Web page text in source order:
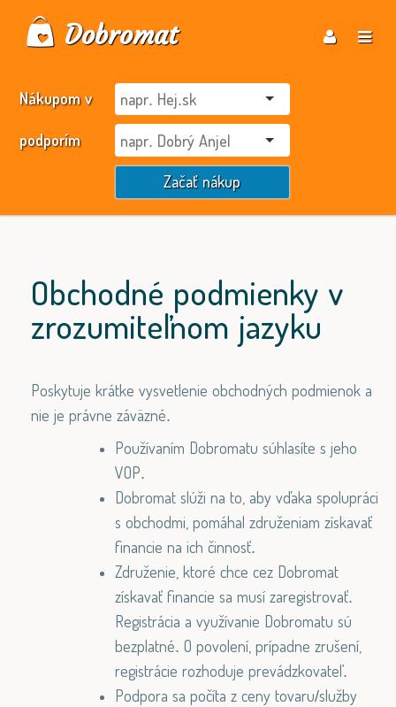
Dobromat
Nákupom v
podporím
Začať nákup
Obchodné podmienky v
zrozumiteľnom jazyku
Poskytuje krátke vysvetlenie obchodných podmienok a
nie je právne záväzné.
Používaním Dobromatu súhlasíte s jeho
VOP.
Dobromat slúži na to, aby vďaka spolupráci
s obchodmi, pomáhal združeniam získavať
financie na ich činnosť.
Združenie, ktoré chce cez Dobromat
získavať financie sa musí zaregistrovať.
Registrácia a využívanie Dobromatu sú
bezplatné. O povolení, prípadne zrušení,
registrácie rozhoduje prevádzkovateľ.
Podpora sa počíta z ceny tovaru/služby